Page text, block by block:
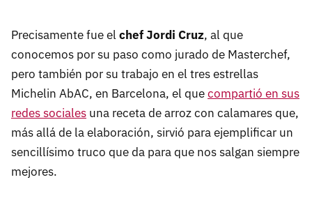
Precisamente fue el chef Jordi Cruz, al que
conocemos por su paso como jurado de Masterchef,
pero también por su trabajo en el tres estrellas
Michelin AbAC, en Barcelona, el quecompartió en sus
redes sociales una receta de arroz con calamares que,
más allá de la elaboración, sirvió para ejemplificar un
sencillísimo truco que da para que nos salgan siempre
mejores.